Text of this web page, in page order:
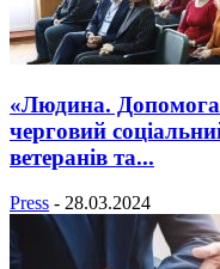
«Людина.
черговий
ветеранів та...
Press - 28.03.2024